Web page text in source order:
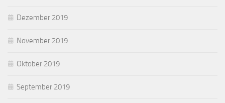
Dezember 2019
November 2019
Oktober 2019
September 2019